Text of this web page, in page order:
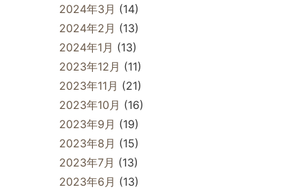
2024年3月 (14)
2024年2月 (13)
2024年1月 (13)
2023年12月 (11)
2023年11月 (21)
2023年10月 (16)
2023年9月 (19)
2023年8月 (15)
2023年7月 (13)
2023年6月 (13)